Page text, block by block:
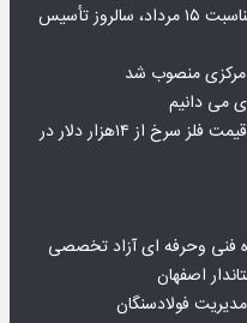
پیام مدیرعامل بانک توسعه تعاون به مناسبت ۱۵ مرداد، سالروز تأسیس
مرکزی منصوب شد
می دانیم
تداوم صعود مس در بازارهای جهانی؛ قیمت فلز سرخ از ۱۴هزار دلار در
فنی وحرفه ای آزاد تخصصی
اصفهان
فولادسنگان